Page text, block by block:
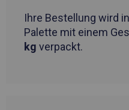
Ihre Bestellung wird in
Palette mit einem
kg verpackt.